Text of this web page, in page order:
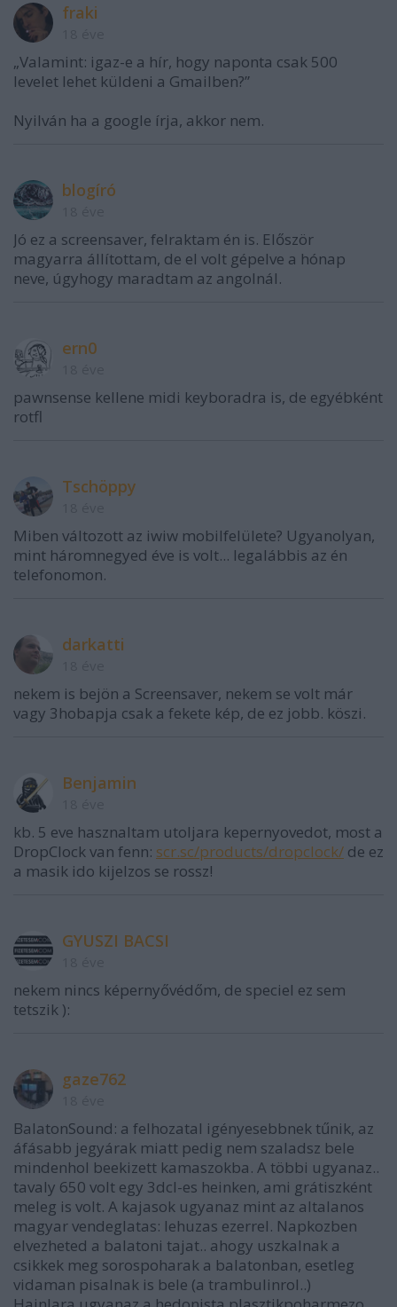
fraki
„Valamint: igaz-e a hír, hogy naponta csak 500
levelet lehet küldeni a Gmailben?”
Nyilván ha a google írja, akkor nem.
blogíró
Jó ez a screensaver, felraktam én is. Először
magyarra állítottam, de el volt gépelve a hónap
neve, úgyhogy maradtam az angolnál.
ern0
pawnsense kellene midi keyboradra is, de egyébként
rotfl
Tschöppy
Miben változott az iwiw mobilfelülete? Ugyanolyan,
mint háromnegyed éve is volt... legalábbis az én
telefonomon.
darkatti
nekem is bejön a Screensaver, nekem se volt már
vagy 3hobapja csak a fekete kép, de ez jobb. köszi.
Benjamin
kb. 5 eve hasznaltam utoljara kepernyovedot, most a
DropClock van fenn: scr.sc/products/dropclock/ de ez
a masik ido kijelzos se rossz!
GYUSZI BACSI
nekem nincs képernyővédőm, de speciel ez sem
tetszik ):
gaze762
BalatonSound: a felhozatal igényesebbnek tűnik, az
áfásabb jegyárak miatt pedig nem szaladsz bele
mindenhol beekizett kamaszokba. A többi ugyanaz..
tavaly 650 volt egy 3dcl-es heinken, ami grátiszként
meleg is volt. A kajasok ugyanaz mint az altalanos
magyar vendeglatas: lehuzas ezerrel. Napkozben
elvezheted a balatoni tajat.. ahogy uszkalnak a
csikkek meg sorospoharak a balatonban, esetleg
vidaman pisalnak is bele (a trambulinrol..)